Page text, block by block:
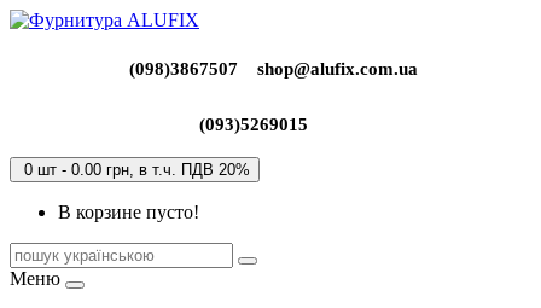
(098)3867507 shop@alufix.com.ua
(093)5269015
0 шт - 0.00 грн, в т.ч. ПДВ 20%
В корзине пусто!
Меню